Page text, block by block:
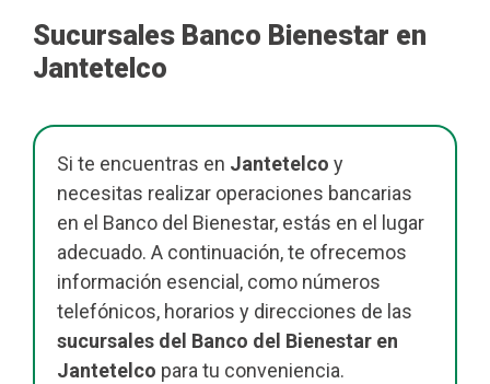
Sucursales Banco Bienestar en
Jantetelco
Si te encuentras en Jantetelco y
necesitas realizar operaciones bancarias
en el Banco del Bienestar, estás en el lugar
adecuado. A continuación, te ofrecemos
información esencial, como números
telefónicos, horarios y direcciones de las
sucursales del Banco del Bienestar en
Jantetelco para tu conveniencia.